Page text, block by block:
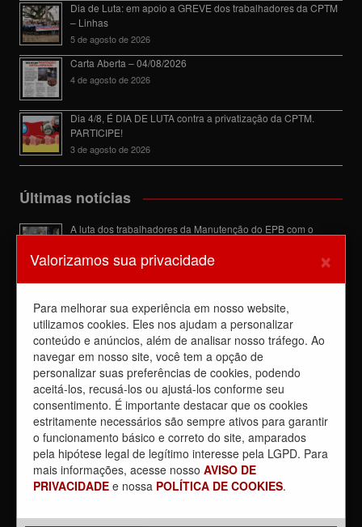
Dia de Luta: em apoio a GREVE dos trabalhadores da CPTM
– Linhas
5 de agosto de 2026
Carta Aberta – 04/08/2026
4 de agosto de 2026
Dia 4/8, É DIA DE LUTA contra a privatização da CPTM.
PARTICIPE!
3 de agosto de 2026
Últimas notícias
A luta dos trabalhadores da Manutenção do EPB com o
6 de agosto de 2026
Dia de luta! Ferroviários mostram que a luta é o caminho e
5 de agosto de 2026
Dia 4/8, É DIA DE LUTA contra a privatização da CPTM.
PARTICIPE!
3 de agosto de 2026
Reunião com Manutenção do EPB, com a Inspeção de Via e
com a chefia da área
31 de julho de 2026
Sobre a REUNIÃO entre o Sindicato e o Metrus
30 de julho de 2026
Valorizamos sua privacidade ×
Para melhorar sua experiência em nosso website,
utilizamos cookies. Eles nos ajudam a personalizar
conteúdo e anúncios, além de analisar nosso tráfego. Ao
navegar em nosso site, você tem a opção de
personalizar suas preferências de cookies, podendo
aceitá-los, recusá-los ou ajustá-los conforme seu
consentimento. É importante destacar que os cookies
estritamente necessários são sempre ativos para garantir
o funcionamento básico e correto do site, amparados
pela hipótese legal de legítimo interesse pela LGPD. Para
mais informações, acesse nosso AVISO DE
PRIVACIDADE e nossa POLÍTICA DE COOKIES.